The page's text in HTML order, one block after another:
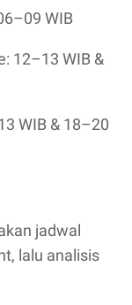
WIB
12–13 WIB &
WIB & 18–20
jadwal
lalu analisis